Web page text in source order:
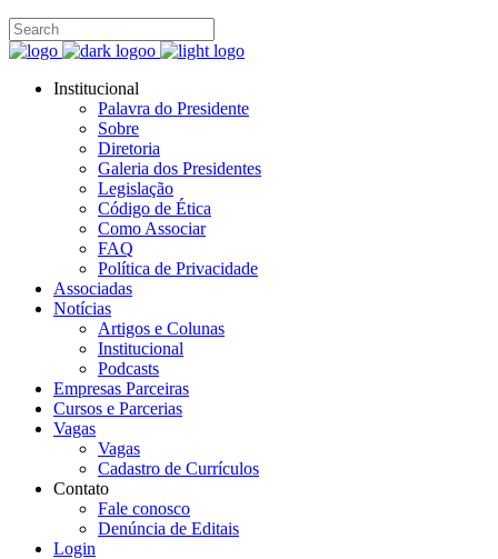
Institucional
Palavra do Presidente
Sobre
Diretoria
Galeria dos Presidentes
Legislação
Código de Ética
Como Associar
FAQ
Política de Privacidade
Associadas
Notícias
Artigos e Colunas
Institucional
Podcasts
Empresas Parceiras
Cursos e Parcerias
Vagas
Vagas
Cadastro de Currículos
Contato
Fale conosco
Denúncia de Editais
Login